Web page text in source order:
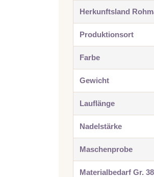
Herkunftsland
Produktionsort
Farbe
Gewicht
Lauflänge
Nadelstärke
Maschenprobe
Materialbedarf Gr.